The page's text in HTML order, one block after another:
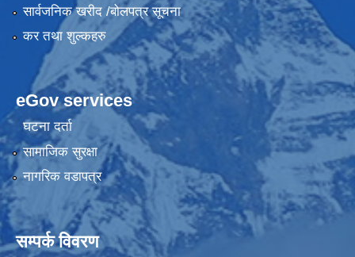
सार्वजनिक खरीद /बोलपत्र सूचना
कर तथा शुल्कहरु
eGov services
घटना दर्ता
सामाजिक सुरक्षा
नागरिक वडापत्र
सम्पर्क विवरण